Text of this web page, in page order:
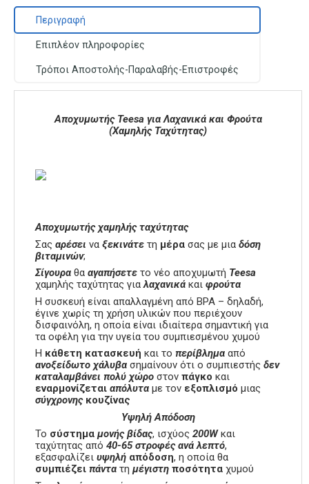
Περιγραφή
Επιπλέον πληροφορίες
Τρόποι Αποστολής-Παραλαβής-Επιστροφές
Αποχυμωτής Teesa για Λαχανικά και Φρούτα
(Χαμηλής Ταχύτητας)
Αποχυμωτής χαμηλής ταχύτητας
Σας αρέσει να ξεκινάτε τη μέρα σας με μια δόση
βιταμινών;
Σίγουρα θα αγαπήσετε το νέο αποχυμωτή Teesa
χαμηλής ταχύτητας γιαλαχανικά και φρούτα
Η συσκευή είναι απαλλαγμένη από BPA – δηλαδή,
έγινε χωρίς τη χρήση υλικών που περιέχουν
δισφαινόλη, η οποία είναι ιδιαίτερα σημαντική για
τα οφέλη για την υγεία του συμπιεσμένου χυμού
Η κάθετη κατασκευή και το περίβλημα από
ανοξείδωτο χάλυβα σημαίνουν ότι ο συμπιεστής δεν
καταλαμβάνει πολύ χώρο στον πάγκο και
εναρμονίζεται απόλυτα με τον εξοπλισμό μιας
σύγχρονηςκουζίνας
Υψηλή Απόδοση
Το σύστημα μονής βίδας, ισχύος 200W και
ταχύτητας από 40-65 στροφές ανά λεπτό,
εξασφαλίζει υψηλή απόδοση, η οποία θα
συμπιέζει πάντα τη μέγιστη ποσότητα χυμού